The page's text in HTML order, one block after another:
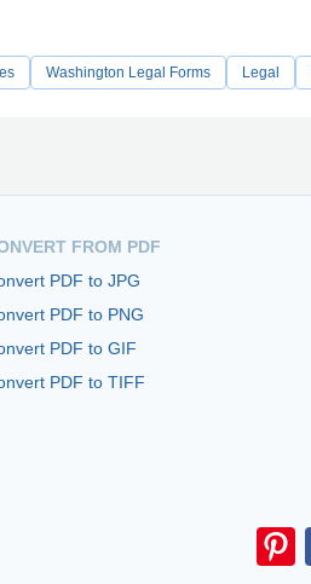
Washington Legal Forms Legal
FROM PDF
PDF to JPG
PDF to PNG
PDF to GIF
PDF to TIFF